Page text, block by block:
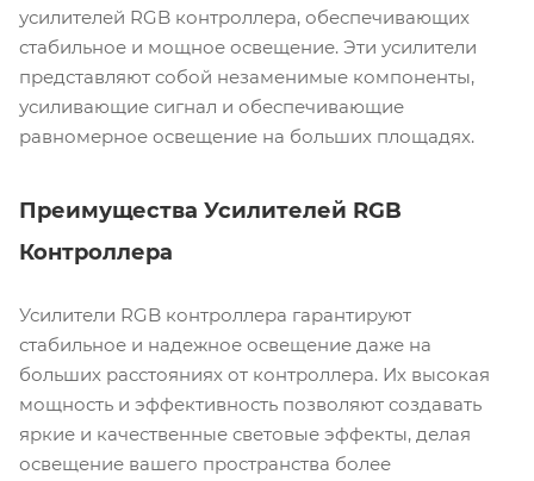
усилителей RGB контроллера, обеспечивающих
стабильное и мощное освещение. Эти усилители
представляют собой незаменимые компоненты,
усиливающие сигнал и обеспечивающие
равномерное освещение на больших площадях.
Преимущества Усилителей RGB
Контроллера
Усилители RGB контроллера гарантируют
стабильное и надежное освещение даже на
больших расстояниях от контроллера. Их высокая
мощность и эффективность позволяют создавать
яркие и качественные световые эффекты, делая
освещение вашего пространства более